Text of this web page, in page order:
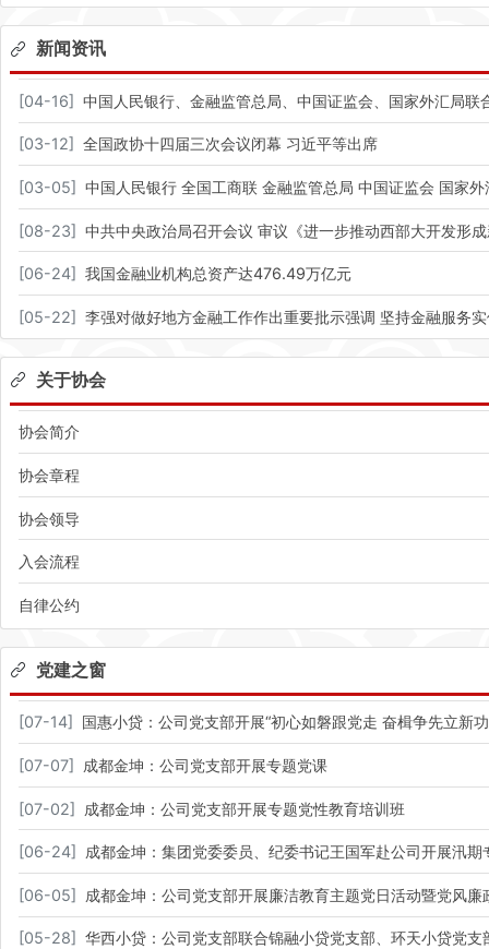
新闻资讯
[04-16] 中国人民银行、金融监管总局、中国证监会、国家外汇局联
[03-12] 全国政协十四届三次会议闭幕 习近平等出席​
[03-05] 中国人民银行 全国工商联 金融监管总局 中国证监会 国家
[08-23] 中共中央政治局召开会议 审议《进一步推动西部大开发形
[06-24] 我国金融业机构总资产达476.49万亿元
[05-22] 李强对做好地方金融工作作出重要批示强调 坚持金融服务
关于协会
协会简介
协会章程
协会领导
入会流程
自律公约
党建之窗
[07-14] 国惠小贷：公司党支部开展“初心如磐跟党走 奋楫争先立
[07-07] 成都金坤：公司党支部开展专题党课
[07-02] 成都金坤：公司党支部开展专题党性教育培训班
[06-24] 成都金坤：集团党委委员、纪委书记王国军赴公司开展汛
[06-05] 成都金坤：公司党支部开展廉洁教育主题党日活动暨党风
[05-28] 华西小贷：公司党支部联合锦融小贷党支部、环天小贷党